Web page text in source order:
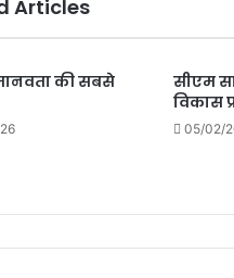
Articles
की सबसे
सीएम
विकास
05/02/